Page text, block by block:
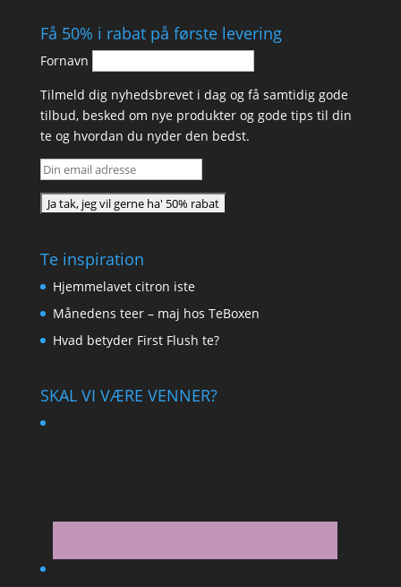
Få 50% i rabat på første levering
Fornavn
Tilmeld dig nyhedsbrevet i dag og få samtidig gode
tilbud, besked om nye produkter og gode tips til din
te og hvordan du nyder den bedst.
Te inspiration
Hjemmelavet citron iste
Månedens teer – maj hos TeBoxen
Hvad betyder First Flush te?
SKAL VI VÆRE VENNER?